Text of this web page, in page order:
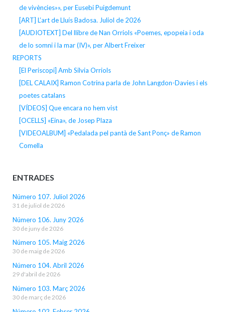
de vivències»», per Eusebi Puigdemunt
[ART] L’art de Lluís Badosa. Juliol de 2026
[AUDIOTEXT] Del llibre de Nan Orriols «Poemes, epopeia i oda
de lo somni i la mar (IV)», per Albert Freixer
REPORTS
[El Periscopi] Amb Silvia Orriols
[DEL CALAIX] Ramon Cotrina parla de John Langdon-Davies i els
poetes catalans
[VÍDEOS] Que encara no hem vist
[OCELLS] «Eina», de Josep Plaza
[VIDEOALBUM] «Pedalada pel pantà de Sant Ponç» de Ramon
Comella
ENTRADES
Número 107. Juliol 2026
31 de juliol de 2026
Número 106. Juny 2026
30 de juny de 2026
Número 105. Maig 2026
30 de maig de 2026
Número 104. Abril 2026
29 d'abril de 2026
Número 103. Març 2026
30 de març de 2026